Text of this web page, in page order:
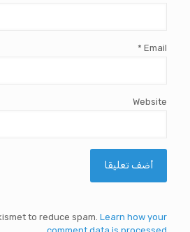
Email
*
Website
to reduce spam. Learn how your
comment data is processed.